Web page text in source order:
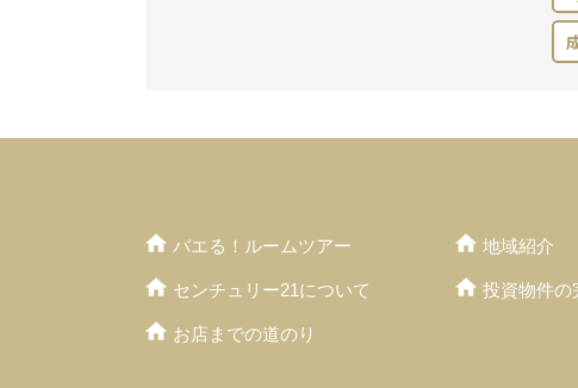
バエる！ルームツアー 地域紹介
センチュリー21について 投資物件の
お店までの道のり